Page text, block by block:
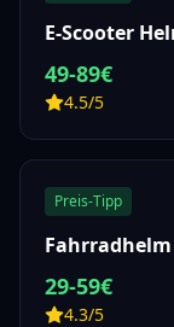
E-Scooter
49-89€
4.5/5
Preis-Tipp
29-59€
4.3/5